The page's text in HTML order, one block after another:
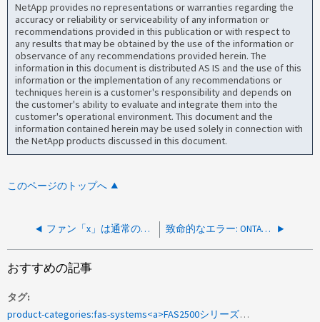
NetApp provides no representations or warranties regarding the
accuracy or reliability or serviceability of any information or
recommendations provided in this publication or with respect to
any results that may be obtained by the use of the information or
observance of any recommendations provided herein. The
information in this document is distributed AS IS and the use of this
information or the implementation of any recommendations or
techniques herein is a customer's responsibility and depends on
the customer's ability to evaluate and integrate them into the
customer's operational environment. This document and the
information contained herein may be used solely in connection with
the NetApp products discussed in this document.
このページのトップへ
ファン「x」は通常のRPMしきい値を下回っています 致命的なエラー: ONTAP アップグレードBIOSアップデート中に、BIOSフラッシュ（DXEFV）が破損しました
おすすめの記事
タグ
product-categories:fas-systems<a>FAS2500シリーズ</a><a>のファン</a><a>は大きな</a><a>速度</a>です